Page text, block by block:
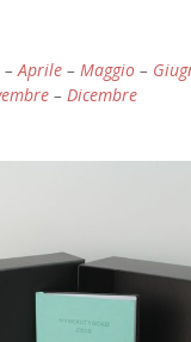
–Aprile –Maggio –
–Dicembre